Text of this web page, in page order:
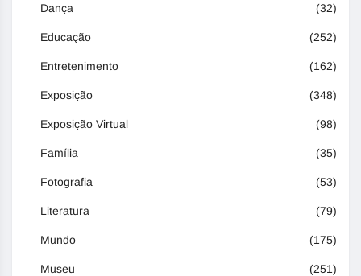
Dança (32)
Educação (252)
Entretenimento (162)
Exposição (348)
Exposição Virtual (98)
Família (35)
Fotografia (53)
Literatura (79)
Mundo (175)
Museu (251)